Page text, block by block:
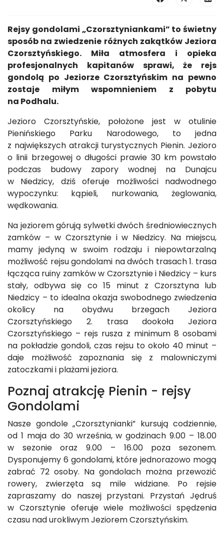
Rejsy gondolami „Czorsztyniankami” to świetny
sposób na zwiedzenie różnych zakątków Jeziora
Czorsztyńskiego. Miła atmosfera i opieka
profesjonalnych kapitanów sprawi, że rejs
gondolą po Jeziorze Czorsztyńskim na pewno
zostaje miłym wspomnieniem z pobytu
na Podhalu.
Jezioro Czorsztyńskie, położone jest w otulinie
Pienińskiego Parku Narodowego, to jedna
z największych atrakcji turystycznych Pienin. Jezioro
o linii brzegowej o długości prawie 30 km powstało
podczas budowy zapory wodnej na Dunajcu
w Niedzicy, dziś oferuje możliwości nadwodnego
wypoczynku: kąpieli, nurkowania, żeglowania,
wędkowania.
Na jeziorem górują sylwetki dwóch średniowiecznych
zamków – w Czorsztynie i w Niedzicy. Na miejscu,
mamy jedyną w swoim rodzaju i niepowtarzalną
możliwość rejsu gondolami na dwóch trasach 1. trasa
łącząca ruiny zamków w Czorsztynie i Niedzicy – kurs
stały, odbywa się co 15 minut z Czorsztyna lub
Niedzicy – to idealna okazja swobodnego zwiedzenia
okolicy na obydwu brzegach Jeziora
Czorsztyńskiego 2. trasa dookoła Jeziora
Czorsztyńskiego – rejs rusza z minimum 8 osobami
na pokładzie gondoli, czas rejsu to około 40 minut –
daje możliwość zapoznania się z malowniczymi
zatoczkami i plażami jeziora.
Poznaj atrakcję Pienin - rejsy
Gondolami
Nasze gondole „Czorsztynianki” kursują codziennie,
od 1 maja do 30 września, w godzinach 9.00 – 18.00
w sezonie oraz 9.00 – 16.00 poza sezonem.
Dysponujemy 6 gondolami, które jednorazowo mogą
zabrać 72 osoby. Na gondolach można przewozić
rowery, zwierzęta są mile widziane. Po rejsie
zapraszamy do naszej przystani. Przystań Jędruś
w Czorsztynie oferuje wiele możliwości spędzenia
czasu nad urokliwym Jeziorem Czorsztyńskim.